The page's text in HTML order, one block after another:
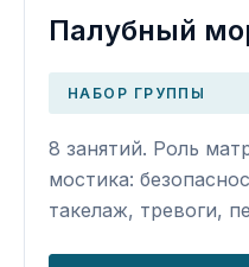
Палубный
НАБОР ГРУППЫ
8 занятий. Роль
мостика:
такелаж, тревоги,